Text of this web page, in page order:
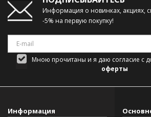
Информация о новинках, акциях,
-5% на первую покупку!
Мною прочитаны и я даю согласие с
оферты
Информация